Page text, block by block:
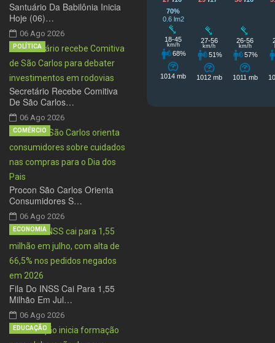
Santuário Da Babilônia Inicia
Hoje (06)…
06 Ago 2026
Secretário Recebe Comitiva
De São Carlos…
06 Ago 2026
POLÍTICA
Procon São Carlos Orienta
Consumidores S…
06 Ago 2026
COMÉRCIO
Fila Do INSS Cai Para 1,55
Milhão Em Jul…
06 Ago 2026
ECONOMIA
EDUCAÇÃO